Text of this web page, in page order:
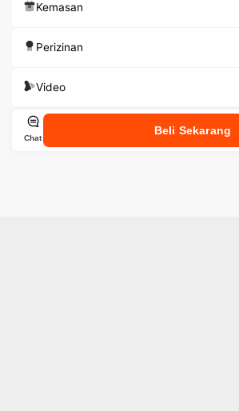
Kemasan
Perizinan
Video
Chat
Beli Sekarang